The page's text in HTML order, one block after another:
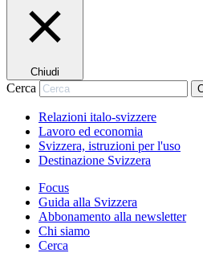
Chiudi
Cerca
Relazioni italo-svizzere
Lavoro ed economia
Svizzera, istruzioni per l'uso
Destinazione Svizzera
Focus
Guida alla Svizzera
Abbonamento alla newsletter
Chi siamo
Cerca